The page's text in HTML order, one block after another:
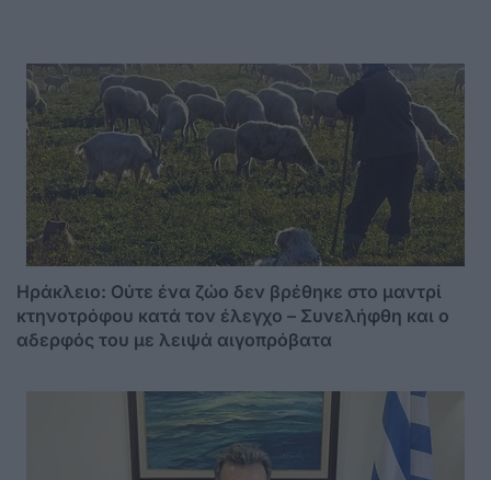
Ηράκλειο: Ούτε ένα ζώο δεν βρέθηκε στο μαντρί
κτηνοτρόφου κατά τον έλεγχο – Συνελήφθη και ο
αδερφός του με λειψά αιγοπρόβατα